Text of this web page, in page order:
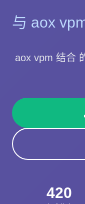
与 aox
aox vpm 结合
420